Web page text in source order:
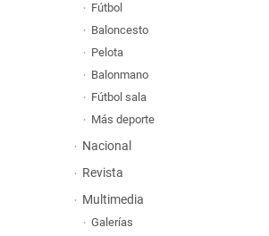
Fútbol
Baloncesto
Pelota
Balonmano
Fútbol sala
Más deporte
Nacional
Revista
Multimedia
Galerías